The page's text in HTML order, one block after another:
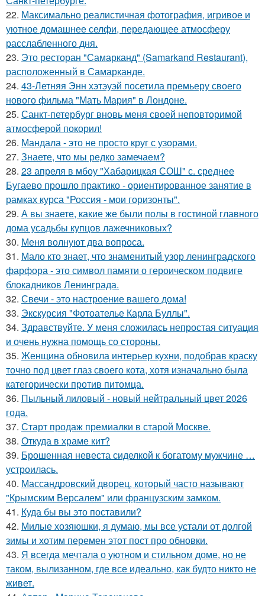
22. Максимально реалистичная фотография, игривое и
уютное домашнее селфи, передающее атмосферу
расслабленного дня.
23. Это ресторан "Самарканд" (Samarkand Restaurant),
расположенный в Самарканде.
24. 43-Летняя Энн хэтэуэй посетила премьеру своего
нового фильма "Мать Мария" в Лондоне.
25. Санкт-петербург вновь меня своей неповторимой
атмосферой покорил!
26. Мандала - это не просто круг с узорами.
27. Знаете, что мы редко замечаем?
28. 23 апреля в мбоу "Хабарицкая СОШ" с. среднее
Бугаево прошло практико - ориентированное занятие в
рамках курса "Россия - мои горизонты".
29. А вы знаете, какие же были полы в гостиной главного
дома усадьбы купцов лажечниковых?
30. Меня волнуют два вопроса.
31. Мало кто знает, что знаменитый узор ленинградского
фарфора - это символ памяти о героическом подвиге
блокадников Ленинграда.
32. Свечи - это настроение вашего дома!
33. Экскурсия "Фотоателье Карла Буллы".
34. Здравствуйте. У меня сложилась непростая ситуация
и очень нужна помощь со стороны.
35. Женщина обновила интерьер кухни, подобрав краску
точно под цвет глаз своего кота, хотя изначально была
категорически против питомца.
36. Пыльный лиловый - новый нейтральный цвет 2026
года.
37. Старт продаж премиалки в старой Москве.
38. Откуда в храме кит?
39. Брошенная невеста сиделкой к богатому мужчине …
устроилась.
40. Массандровский дворец, который часто называют
"Крымским Версалем" или французским замком.
41. Куда бы вы это поставили?
42. Милые хозяюшки, я думаю, мы все устали от долгой
зимы и хотим перемен этот пост про обновки.
43. Я всегда мечтала о уютном и стильном доме, но не
таком, вылизанном, где все идеально, как будто никто не
живет.